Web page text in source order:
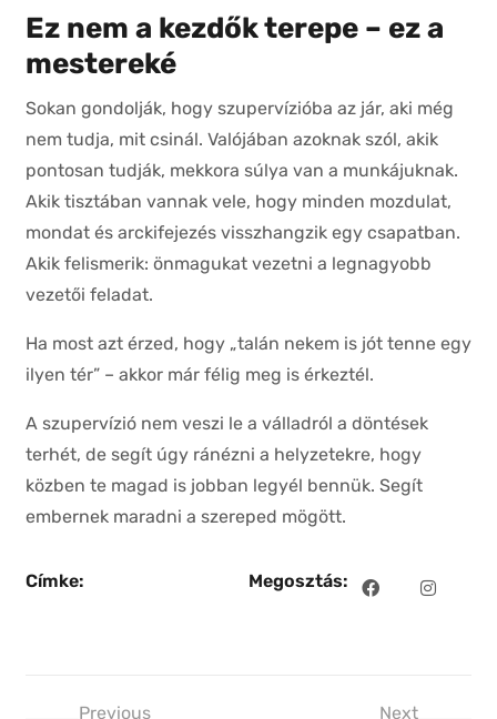
Ez nem a kezdők terepe – ez a
mestereké
Sokan gondolják, hogy szupervízióba az jár, aki még
nem tudja, mit csinál. Valójában azoknak szól, akik
pontosan tudják, mekkora súlya van a munkájuknak.
Akik tisztában vannak vele, hogy minden mozdulat,
mondat és arckifejezés visszhangzik egy csapatban.
Akik felismerik: önmagukat vezetni a legnagyobb
vezetői feladat.
Ha most azt érzed, hogy „talán nekem is jót tenne egy
ilyen tér” – akkor már félig meg is érkeztél.
A szupervízió nem veszi le a válladról a döntések
terhét, de segít úgy ránézni a helyzetekre, hogy
közben te magad is jobban legyél bennük. Segít
embernek maradni a szereped mögött.
Címke: Megosztás:
Previous Next